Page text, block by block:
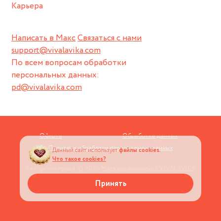
Написать в МаксСвязаться с нами
support@vivalavika.com
По всем вопросам обработки
персональных данных:
pd@vivalavika.com
Карьера
Оферта
Обработка данных
Политика обработки персональных данных
Данный сайт используетфайлы cookies.
Что такое cookies?
Принять